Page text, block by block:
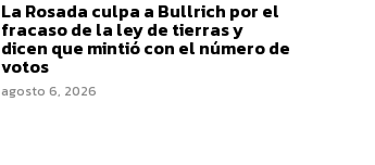
La Rosada culpa a Bullrich por el
fracaso de la ley de tierras y
dicen que mintió con el número de
votos
agosto 6, 2026